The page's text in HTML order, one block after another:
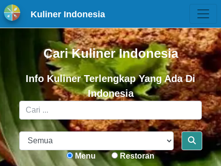
Kuliner Indonesia
Cari Kuliner Indonesia
Info Kuliner Terlengkap Yang Ada Di
Indonesia
Menu Restoran